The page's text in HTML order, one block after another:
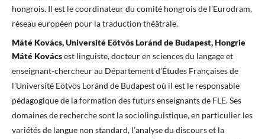
hongrois. Il est le coordinateur du comité hongrois de l’Eurodram,
réseau européen pour la traduction théâtrale.
Máté Kovács, Université Eötvös Loránd de Budapest, Hongrie
Máté Kovácsest linguiste, docteur en sciences du langage et
enseignant-chercheur au Département d’Études Françaises de
l’Université Eötvös Loránd de Budapest où il est le responsable
pédagogique de la formation des futurs enseignants de FLE. Ses
domaines de recherche sont la sociolinguistique, en particulier les
variétés de langue non standard, l’analyse du discours et la